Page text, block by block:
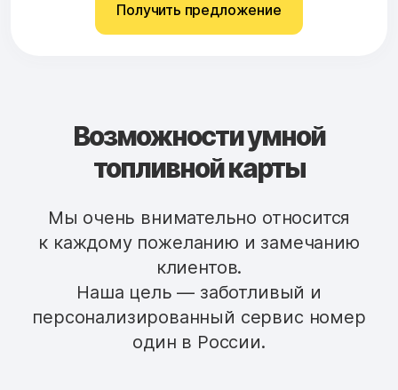
Получить предложение
Возможности умной
топливной карты
Мы очень внимательно относится
к каждому пожеланию и замечанию
клиентов.
Наша цель — заботливый и
персонализированный сервис номер
один в России.